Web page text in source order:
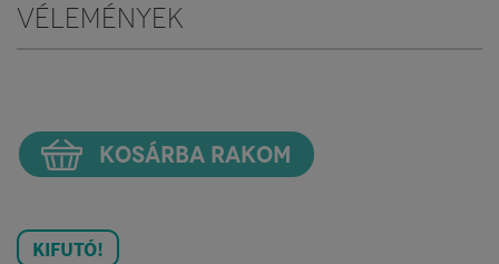
Vélemények
KOSÁRBA RAKOM
KIFUTÓ!